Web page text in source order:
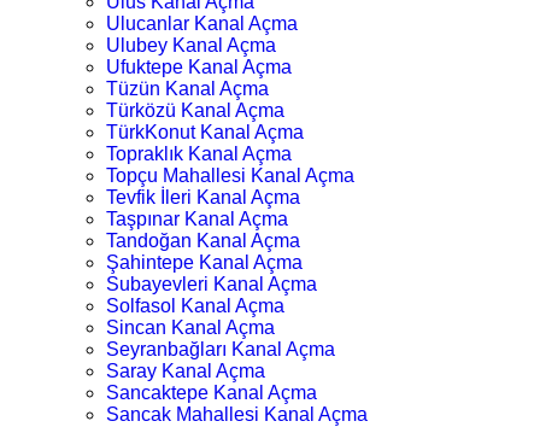
Ulucanlar Kanal Açma
Ulubey Kanal Açma
Ufuktepe Kanal Açma
Tüzün Kanal Açma
Türközü Kanal Açma
TürkKonut Kanal Açma
Topraklık Kanal Açma
Topçu Mahallesi Kanal Açma
Tevfik İleri Kanal Açma
Taşpınar Kanal Açma
Tandoğan Kanal Açma
Şahintepe Kanal Açma
Subayevleri Kanal Açma
Solfasol Kanal Açma
Sincan Kanal Açma
Seyranbağları Kanal Açma
Saray Kanal Açma
Sancaktepe Kanal Açma
Sancak Mahallesi Kanal Açma